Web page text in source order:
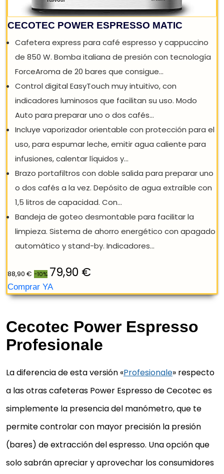
Cecotec Power Espresso
Profesionale
La diferencia de esta versión «Profesionale» respecto
a las otras cafeteras Power Espresso de Cecotec es
simplemente la presencia del manómetro, que te
permite controlar con mayor precisión la presión
(bares) de extracción del espresso. Una opción que
solo sabrán apreciar y aprovechar los consumidores